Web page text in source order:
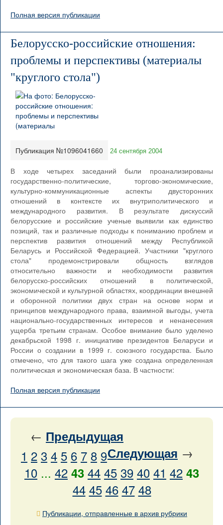
Полная версия публикации
Белорусско-российские отношения:
проблемы и перспективы (материалы
"круглого стола")
Публикация №1096041660 24 сентября 2004
В ходе четырех заседаний были проанализированы
государственно-политические, торгово-экономические,
культурно-коммуникационные аспекты двусторонних
отношений в контексте их внутриполитического и
международного развития. В результате дискуссий
белорусские и российские ученые выявили как единство
позиций, так и различные подходы к пониманию проблем и
перспектив развития отношений между Республикой
Беларусь и Российской Федерацией. Участники "круглого
стола" продемонстрировали общность взглядов
относительно важности и необходимости развития
белорусско-российских отношений в политической,
экономической и культурной областях, координации внешней
и оборонной политики двух стран на основе норм и
принципов международного права, взаимной выгоды, учета
национально-государственных интересов и ненанесения
ущерба третьим странам. Особое внимание было уделено
декабрьской 1998 г. инициативе президентов Беларуси и
России о создании в 1999 г. союзного государства. Было
отмечено, что для такого шага уже создана определенная
политическая и экономическая база. В частности:
Полная версия публикации
← Предыдущая
Следующая →
1 2 3 4 5 6 7 8 9
10 ... 42 43 44 45 39 40 41 42 43
44 45 46 47 48
Публикации, отправленные в архив рубрики